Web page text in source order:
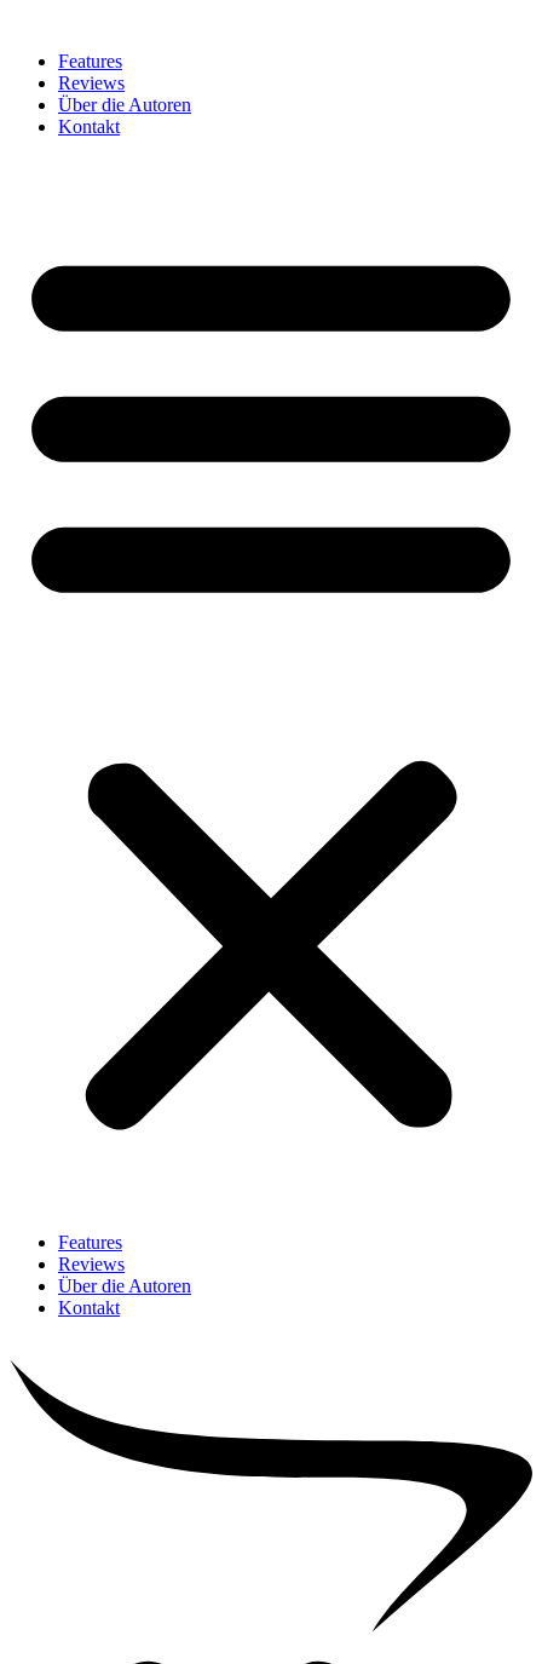
springenFeatures
Reviews
Über die Autoren
Kontakt
Features
Reviews
Über die Autoren
Kontakt